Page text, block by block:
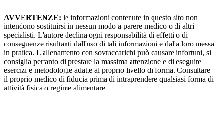
AVVERTENZE: le informazioni contenute in questo sito non
intendono sostituirsi in nessun modo a parere medico o di altri
specialisti. L'autore declina ogni responsabilità di effetti o di
conseguenze risultanti dall'uso di tali informazioni e dalla loro messa
in pratica. L'allenamento con sovraccarichi può causare infortuni, si
consiglia pertanto di prestare la massima attenzione e di eseguire
esercizi e metodologie adatte al proprio livello di forma. Consultare
il proprio medico di fiducia prima di intraprendere qualsiasi forma di
attività fisica o regime alimentare.